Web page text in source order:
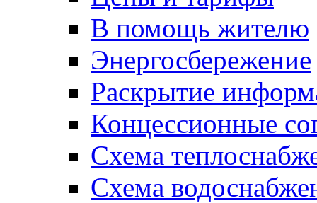
В помощь жителю
Энергосбережение
Раскрытие
Концессионные
Схема
Схема